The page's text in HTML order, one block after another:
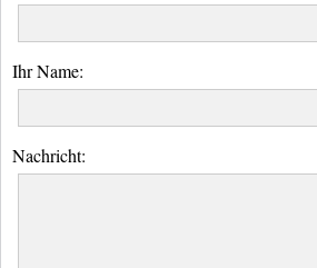
Ihr Name:
Nachricht: